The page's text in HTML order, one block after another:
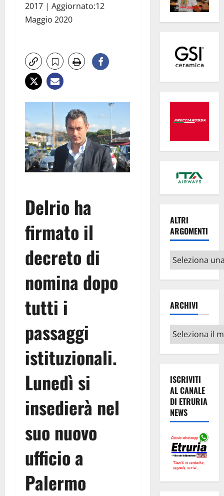
2017 | Aggiornato:12
Maggio 2020
Delrio ha
firmato il
decreto di
nomina dopo
tutti i
passaggi
istituzionali.
Lunedì si
insedierà nel
suo nuovo
ufficio a
Palermo
ALTRI
ARGOMENTI
Altri
argomenti
ARCHIVI
Archivi
ISCRIVITI
AL CANALE
DI ETRURIA
NEWS